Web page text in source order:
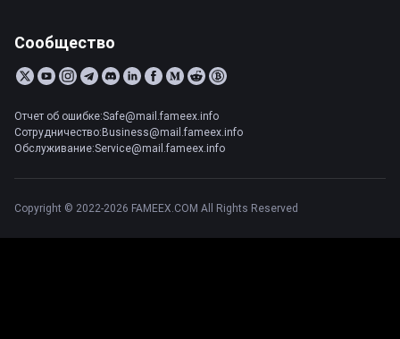
Сообщество
Отчет об ошибке:Safe@mail.fameex.info
Сотрудничество:Business@mail.fameex.info
Обслуживание:Service@mail.fameex.info
Copyright © 2022-2026 FAMEEX.COM All Rights Reserved